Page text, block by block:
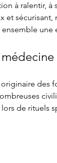
à ralentir,
et
des
de rituels